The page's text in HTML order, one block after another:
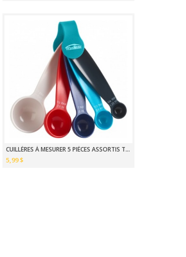
CUILLÈRES À MESURER 5 PIÈCES ASSORTIS TM
5,99 $